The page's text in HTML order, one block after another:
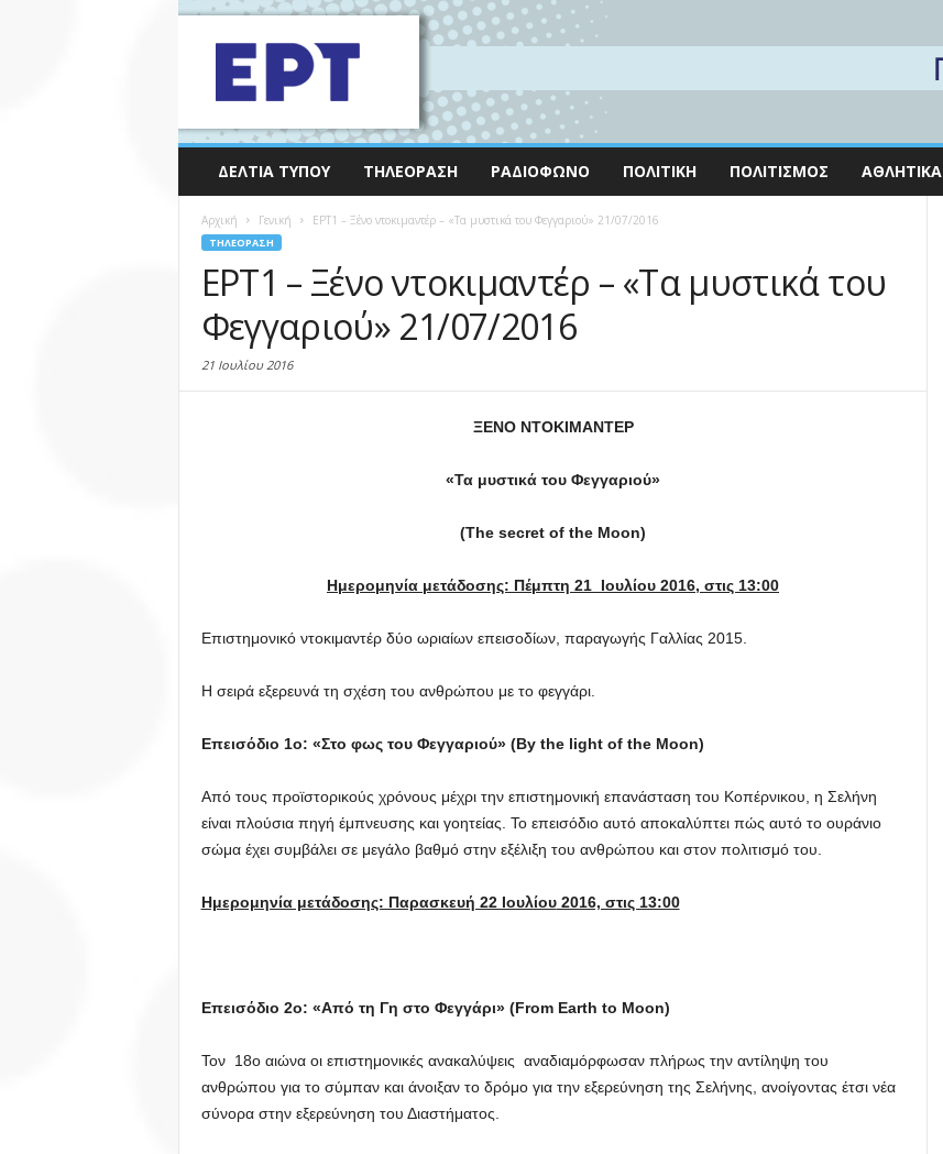
ΔΕΛΤΊΑ ΤΎΠΟΥ ΤΗΛΕΌΡΑΣΗ ΡΑΔΙΌΦΩΝΟ ΠΟΛΙΤΙΚΉ ΠΟΛΙΤΙΣΜΌΣ ΑΘΛΗΤΙΚΆ
Αρχική Γενική ΕΡΤ1 – Ξένο ντοκιμαντέρ – «Τα μυστικά του Φεγγαριού» 21/07/2016
ΤΗΛΕΌΡΑΣΗ
ΕΡΤ1 – Ξένο ντοκιμαντέρ – «Τα μυστικά του
Φεγγαριού» 21/07/2016
21 Ιουλίου 2016
ΞΕΝΟ ΝΤΟΚΙΜΑΝΤΕΡ
«Τα μυστικά του Φεγγαριού»
(The secret of the Moon)
Ημερομηνία μετάδοσης: Πέμπτη 21 Ιουλίου 2016, στις 13:00
Επιστημονικό ντοκιμαντέρ δύο ωριαίων επεισοδίων, παραγωγής Γαλλίας 2015.
Η σειρά εξερευνά τη σχέση του ανθρώπου με το φεγγάρι.
Επεισόδιο 1ο: «Στο φως του Φεγγαριού» (By the light of the Moon)
Από τους προϊστορικούς χρόνους μέχρι την επιστημονική επανάσταση του Κοπέρνικου, η Σελήνη
είναι πλούσια πηγή έμπνευσης και γοητείας. Το επεισόδιο αυτό αποκαλύπτει πώς αυτό το ουράνιο
σώμα έχει συμβάλει σε μεγάλο βαθμό στην εξέλιξη του ανθρώπου και στον πολιτισμό του.
Ημερομηνία μετάδοσης: Παρασκευή 22 Ιουλίου2016, στις 13:00
Επεισόδιο 2ο: «Από τη Γη στο Φεγγάρι» (From Earth to Moon)
Τον 18ο αιώνα οι επιστημονικές ανακαλύψεις αναδιαμόρφωσαν πλήρως την αντίληψη του
ανθρώπου για το σύμπαν και άνοιξαν το δρόμο για την εξερεύνηση της Σελήνης, ανοίγοντας έτσι νέα
σύνορα στην εξερεύνηση του Διαστήματος.